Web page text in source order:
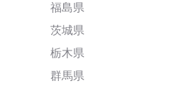
福島県
茨城県
栃木県
群馬県